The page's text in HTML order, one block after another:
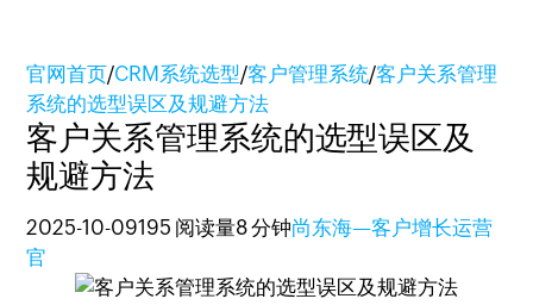
官网首页/CRM系统选型/客户管理系统/客户关系管理
系统的选型误区及规避方法
客户关系管理系统的选型误区及
规避方法
2025-10-09195 阅读量8 分钟尚东海—客户增长运营
官